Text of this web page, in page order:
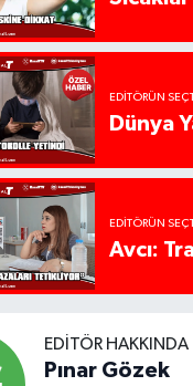
EDITÖRÜN
Dünya
EDITÖRÜN
Avcı:
EDITÖR HAKKINDA
Pınar Gözek